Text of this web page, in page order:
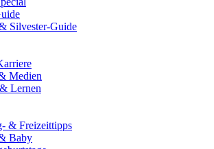
Silvester-Guide
Medien
Lernen
& Freizeittipps
Baby